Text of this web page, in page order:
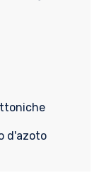
d'azoto